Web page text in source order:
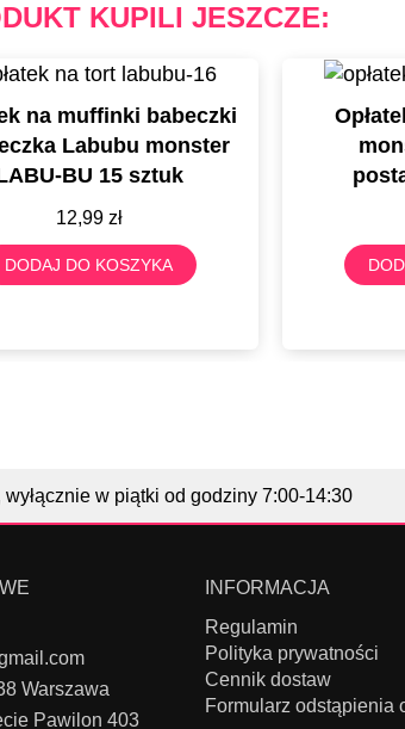
KUPILI JESZCZE:
na muffinki babeczki
Labubu monster
BU 15 sztuk
12,99 zł
DODAJ DO KOSZYKA
w piątki od godziny 7:00-14:30
Warszawa
Pawilon 403
INFORMACJA
Regulamin
Polityka prywatności
Cennik dostaw
Formularz odstąpienia